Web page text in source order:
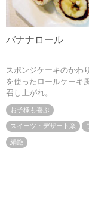
バナナロール
スポンジケーキのかわ
を使ったロールケーキ
召し上がれ。
お子様も喜ぶ
スイーツ・デザート系
絹艶